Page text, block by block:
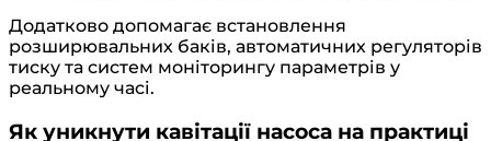
Додатково допомагає встановлення
розширювальних баків, автоматичних регуляторів
тиску та систем моніторингу параметрів у
реальному часі.
Як уникнути кавітації насоса на практиці